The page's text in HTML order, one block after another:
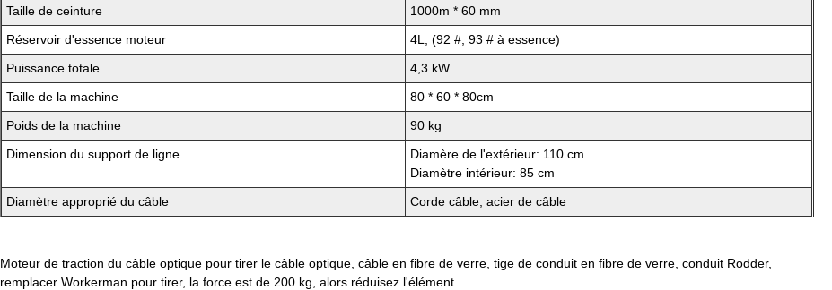
Taille de ceinture
1000m * 60 mm
Réservoir d'essence moteur
4L, (92 #, 93 # à essence)
Puissance totale
4,3 kW
Taille de la machine
80 * 60 * 80cm
Poids de la machine
90 kg
Dimension du support de ligne
Diamère de l'extérieur: 110 cm
Diamètre intérieur: 85 cm
Diamètre approprié du câble
Corde câble, acier de câble
Moteur de traction du câble optique pour tirer le câble optique, câble en fibre de verre, tige de conduit en fibre de verre, conduit Rodder,
remplacer Workerman pour tirer, la force est de 200 kg, alors réduisez l'élément.